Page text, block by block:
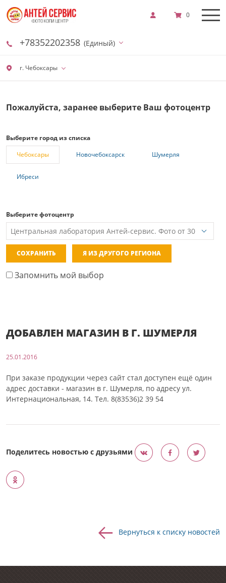
г. Чебоксары
+78352202358 (Единый)
0
Пожалуйста, заранее выберите Ваш фотоцентр
Выберите город из списка
Чебоксары
Новочебоксарск Шумерля
Ибреси
Выберите фотоцентр
СОХРАНИТЬ Я ИЗ ДРУГОГО РЕГИОНА
Запомнить мой выбор
ДОБАВЛЕН МАГАЗИН В Г. ШУМЕРЛЯ
25.01.2016
При заказе продукции через сайт стал доступен ещё один
адрес доставки - магазин в г. Шумерля, по адресу ул.
Интернациональная, 14. Тел. 8(83536)2 39 54
Поделитесь новостью с друзьями
Вернуться к списку новостей